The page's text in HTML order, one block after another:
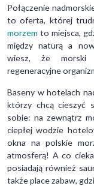
Połączenie
to oferta, której
morzem to miejsca,
między naturą a
wiesz, że morski
regeneracyjne
Baseny w hotelach
którzy chcą cieszyć
sobie: na zewnątrz
ciepłej wodzie
okna na polskie
atmosferą! A co
posiadają również
także place zabaw,